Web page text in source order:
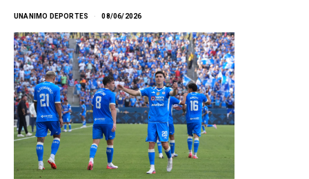
UNANIMO DEPORTES 08/06/2026